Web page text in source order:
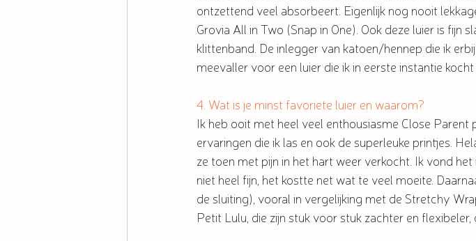
ontzettend veel absorbeert. Eigenlijk nog nooit
Grovia All in Two (Snap in One). Ook deze luier is
klittenband. De inlegger van katoen/hennep die ik
meevaller voor een luier die ik in eerste instantie
4. Wat is je minst favoriete luier en waarom?
Ik heb ooit met heel veel enthousiasme Close
ervaringen die ik las en ook de superleuke printjes.
ze toen met pijn in het hart weer verkocht. Ik vond
niet heel fijn, het kostte net wat te veel moeite.
de sluiting), vooral in vergelijking met de Stretchy
Petit Lulu, die zijn stuk voor stuk zachter en flexibeler,